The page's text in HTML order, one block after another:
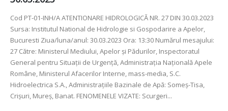
Cod PT-01-INH/A ATENTIONARE HIDROLOGICĂ NR. 27 DIN 30.03.2023
Sursa: Institutul National de Hidrologie si Gospodarire a Apelor,
Bucuresti Ziua/luna/anul: 30.03.2023 Ora: 13:30 Numărul mesajului:
27 Către: Ministerul Mediului, Apelor şi Pădurilor, Inspectoratul
General pentru Situaţii de Urgenţă, Administraţia Naţională Apele
Române, Ministerul Afacerilor Interne, mass-media, S.C.
Hidroelectrica S.A., Administraţiile Bazinale de Apă: Someş-Tisa,
Crişuri, Mureş, Banat. FENOMENELE VIZATE: Scurgeri...